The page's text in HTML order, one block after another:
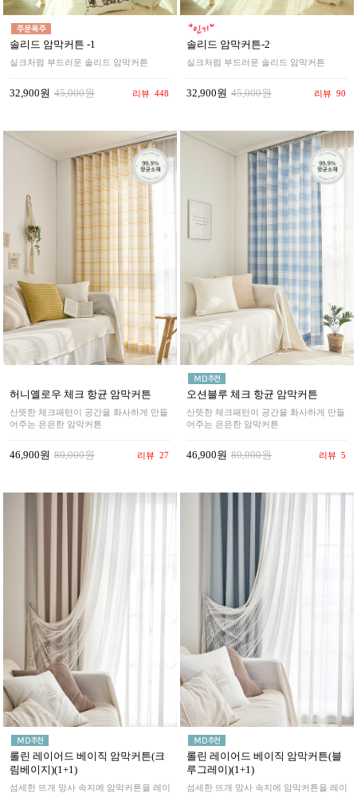
솔리드 암막커튼 -1
실크처럼 부드러운 솔리드 암막커튼
32,900원 45,000원 리뷰 448
솔리드 암막커튼-2
실크처럼 부드러운 솔리드 암막커튼
32,900원 45,000원 리뷰 90
허니옐로우 체크 항균 암막커튼
산뜻한 체크패턴이 공간을 화사하게 만들
어주는 은은한 암막커튼
46,900원 80,000원 리뷰 27
오션블루 체크 항균 암막커튼
산뜻한 체크패턴이 공간을 화사하게 만들
어주는 은은한 암막커튼
46,900원 80,000원 리뷰 5
롤린 레이어드 베이직 암막커튼(크
림베이지)(1+1)
섬세한 뜨개 망사 속지에 암막커튼을 레이
롤린 레이어드 베이직 암막커튼(블
루그레이)(1+1)
섬세한 뜨개 망사 속지에 암막커튼을 레이